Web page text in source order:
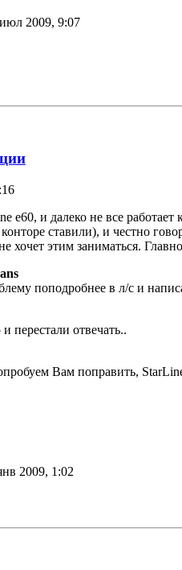
2009, 9:07
e60, и далеко не все
ставили), и честно
хочет этим заниматься.
поподробнее в л/с и
перестали отвечать..
Вам поправить,
2009, 1:02